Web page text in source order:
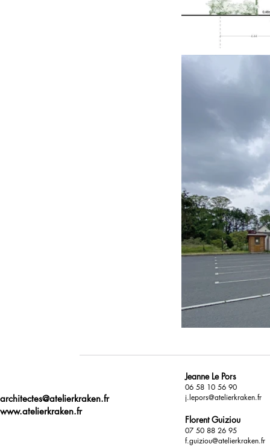
architectes@atelierkraken.fr
www.atelierkraken.fr
Florent Guiziou
07 50 88 26 95
f.guiziou@atelierkraken.fr
Jeanne Le Pors
06 58 10 56 90
j.lepors@atelierkraken.fr